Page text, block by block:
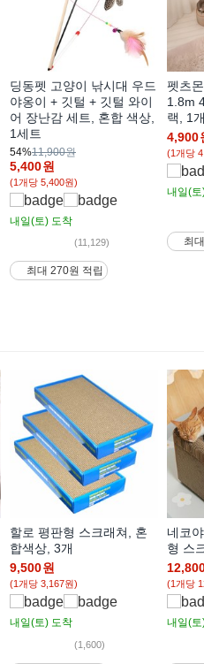
딩동펫 고양이 낚시대 우드
야옹이 + 깃털 + 깃털 와이
어 장난감 세트, 혼합 색상,
1세트
54%11,900원
5,400원
(1개당 5,400원)
내일(토) 도착
(11,129)
최대 270원 적립
펫츠
1.8m
랙, 1
4,900
(1개당
내일(
최
할로 평판형 스크래쳐, 혼
합색상, 3개
9,500원
(1개당 3,167원)
내일(토) 도착
(1,600)
네코
형 스
(1개당
내일(